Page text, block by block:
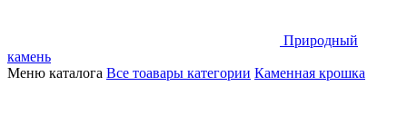
Природный
камень
Меню каталога Все тоавары категории Каменная крошка